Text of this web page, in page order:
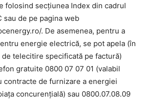
folosind secțiunea Index din cadrul
sau de pe pagina web
. De asemenea, pentru a
energie electrică, se pot apela (în
telecitire specificată pe factură)
gratuite 0800 07 07 01 (valabil
contracte de furnizare a energiei
concurențială) sau 0800.07.08.09